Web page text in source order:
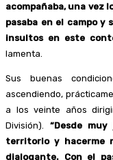
acompañaba, una vez
pasaba en el campo y
insultos en este
lamenta.
Sus buenas
ascendiendo,
a los veinte años
División). “Desde
territorio y hacerme
dialogante. Con el